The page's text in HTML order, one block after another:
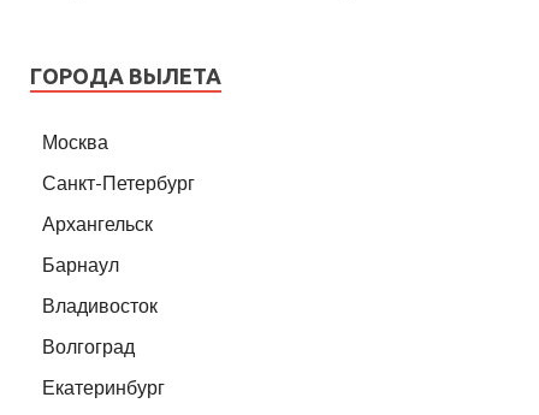
ГОРОДА ВЫЛЕТА
Москва
Санкт-Петербург
Архангельск
Барнаул
Владивосток
Волгоград
Екатеринбург